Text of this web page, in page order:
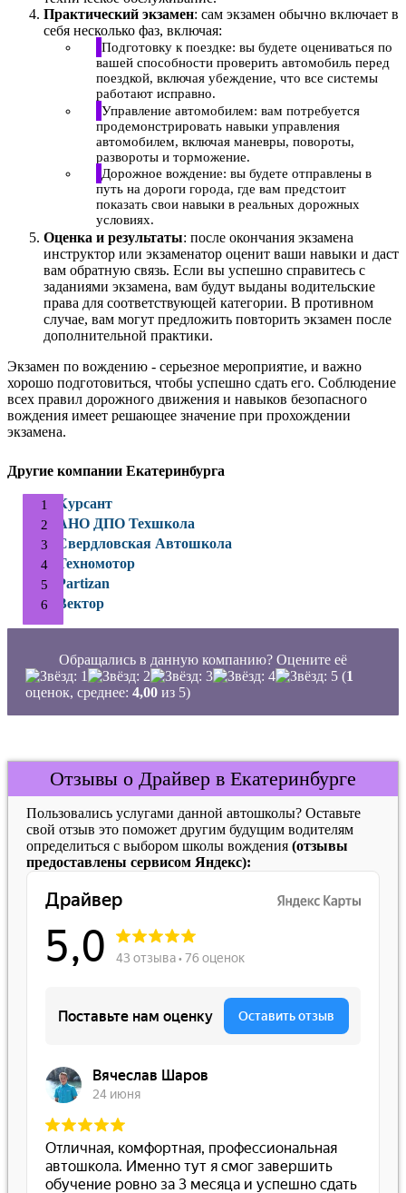
Практический экзамен: сам экзамен обычно включает в
себя несколько фаз, включая:
Подготовку к поездке: вы будете оцениваться по
вашей способности проверить автомобиль перед
поездкой, включая убеждение, что все системы
работают исправно.
Управление автомобилем: вам потребуется
продемонстрировать навыки управления
автомобилем, включая маневры, повороты,
развороты и торможение.
Дорожное вождение: вы будете отправлены в
путь на дороги города, где вам предстоит
показать свои навыки в реальных дорожных
условиях.
Оценка и результаты: после окончания экзамена
инструктор или экзаменатор оценит ваши навыки и даст
вам обратную связь. Если вы успешно справитесь с
заданиями экзамена, вам будут выданы водительские
права для соответствующей категории. В противном
случае, вам могут предложить повторить экзамен после
дополнительной практики.
Экзамен по вождению - серьезное мероприятие, и важно
хорошо подготовиться, чтобы успешно сдать его. Соблюдение
всех правил дорожного движения и навыков безопасного
вождения имеет решающее значение при прохождении
экзамена.
Другие компании Екатеринбурга
Курсант
АНО ДПО Техшкола
Свердловская Автошкола
Техномотор
Partizan
Вектор
Обращались в данную компанию? Оцените её
(1
оценок, среднее: 4,00 из 5)
Отзывы о Драйвер в Екатеринбурге
Пользовались услугами данной автошколы? Оставьте
свой отзыв это поможет другим будущим водителям
определиться с выбором школы вождения (отзывы
предоставлены сервисом Яндекс):